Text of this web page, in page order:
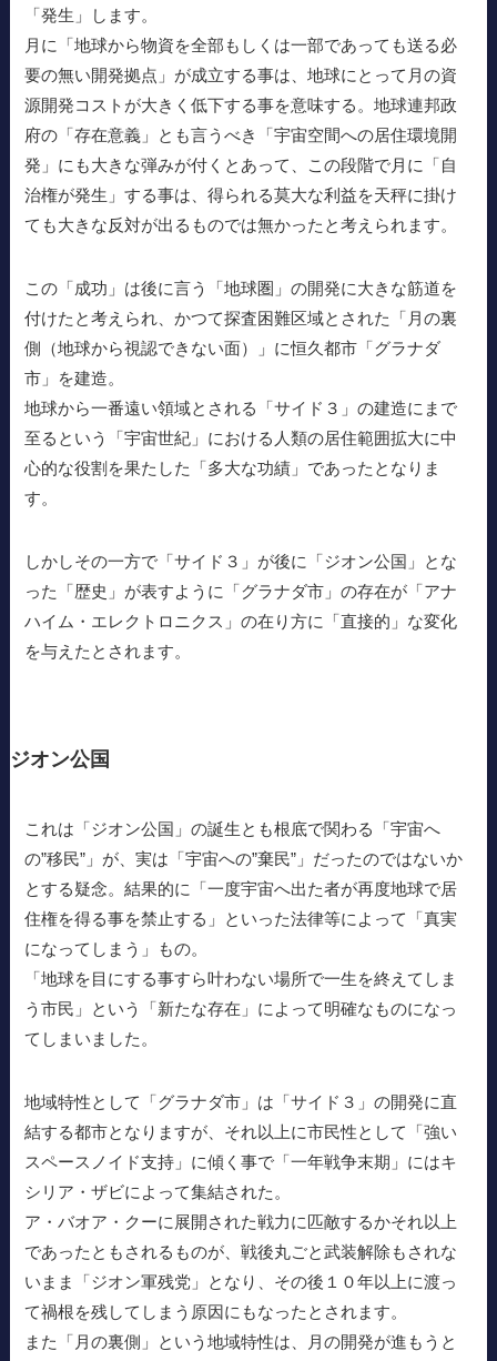
「発生」します。
月に「地球から物資を全部もしくは一部であっても送る必
要の無い開発拠点」が成立する事は、地球にとって月の資
源開発コストが大きく低下する事を意味する。地球連邦政
府の「存在意義」とも言うべき「宇宙空間への居住環境開
発」にも大きな弾みが付くとあって、この段階で月に「自
治権が発生」する事は、得られる莫大な利益を天秤に掛け
ても大きな反対が出るものでは無かったと考えられます。
この「成功」は後に言う「地球圏」の開発に大きな筋道を
付けたと考えられ、かつて探査困難区域とされた「月の裏
側（地球から視認できない面）」に恒久都市「グラナダ
市」を建造。
地球から一番遠い領域とされる「サイド３」の建造にまで
至るという「宇宙世紀」における人類の居住範囲拡大に中
心的な役割を果たした「多大な功績」であったとなりま
す。
しかしその一方で「サイド３」が後に「ジオン公国」とな
った「歴史」が表すように「グラナダ市」の存在が「アナ
ハイム・エレクトロニクス」の在り方に「直接的」な変化
を与えたとされます。
ジオン公国
これは「ジオン公国」の誕生とも根底で関わる「宇宙へ
の”移民”」が、実は「宇宙への”棄民”」だったのではないか
とする疑念。結果的に「一度宇宙へ出た者が再度地球で居
住権を得る事を禁止する」といった法律等によって「真実
になってしまう」もの。
「地球を目にする事すら叶わない場所で一生を終えてしま
う市民」という「新たな存在」によって明確なものになっ
てしまいました。
地域特性として「グラナダ市」は「サイド３」の開発に直
結する都市となりますが、それ以上に市民性として「強い
スペースノイド支持」に傾く事で「一年戦争末期」にはキ
シリア・ザビによって集結された。
ア・バオア・クーに展開された戦力に匹敵するかそれ以上
であったともされるものが、戦後丸ごと武装解除もされな
いまま「ジオン軍残党」となり、その後１０年以上に渡っ
て禍根を残してしまう原因にもなったとされます。
また「月の裏側」という地域特性は、月の開発が進もうと